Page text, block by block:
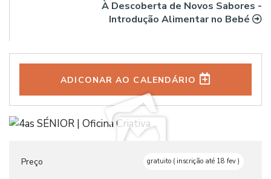
À Descoberta de Novos Sabores -
Introdução Alimentar no Bebé
ADICONAR AO CALENDÁRIO
Preço gratuito ( inscrição até 18 fev )